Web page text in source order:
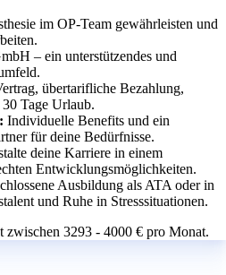
im OP-Team gewährleisten und
– ein unterstützendes und
übertarifliche Bezahlung,
Tage Urlaub.
Individuelle Benefits und ein
für deine Bedürfnisse.
deine Karriere in einem
Entwicklungsmöglichkeiten.
Ausbildung als ATA oder in
und Ruhe in Stresssituationen.
zwischen 3293 - 4000 € pro Monat.